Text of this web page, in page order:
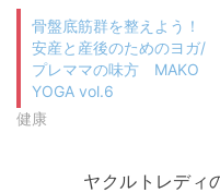
骨盤底筋群を整えよう！
安産と産後のためのヨガ/
プレママの味方 MAKO
YOGA vol.6
健康
ヤクルトレディ